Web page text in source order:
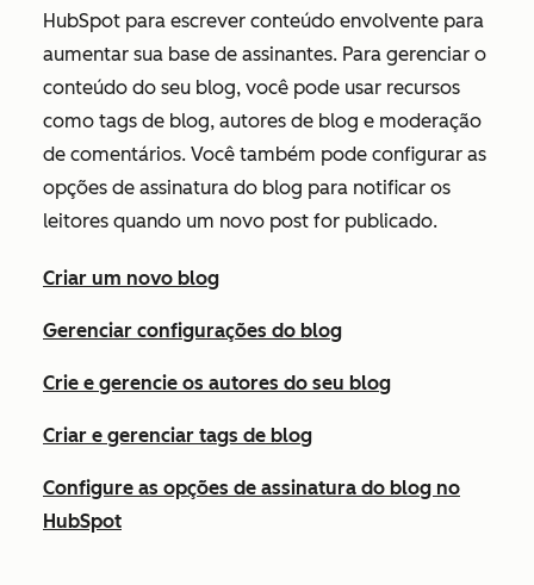
HubSpot para escrever conteúdo envolvente para
aumentar sua base de assinantes. Para gerenciar o
conteúdo do seu blog, você pode usar recursos
como tags de blog, autores de blog e moderação
de comentários. Você também pode configurar as
opções de assinatura do blog para notificar os
leitores quando um novo post for publicado.
Criar um novo blog
Gerenciar configurações do blog
Crie e gerencie os autores do seu blog
Criar e gerenciar tags de blog
Configure as opções de assinatura do blog no
HubSpot